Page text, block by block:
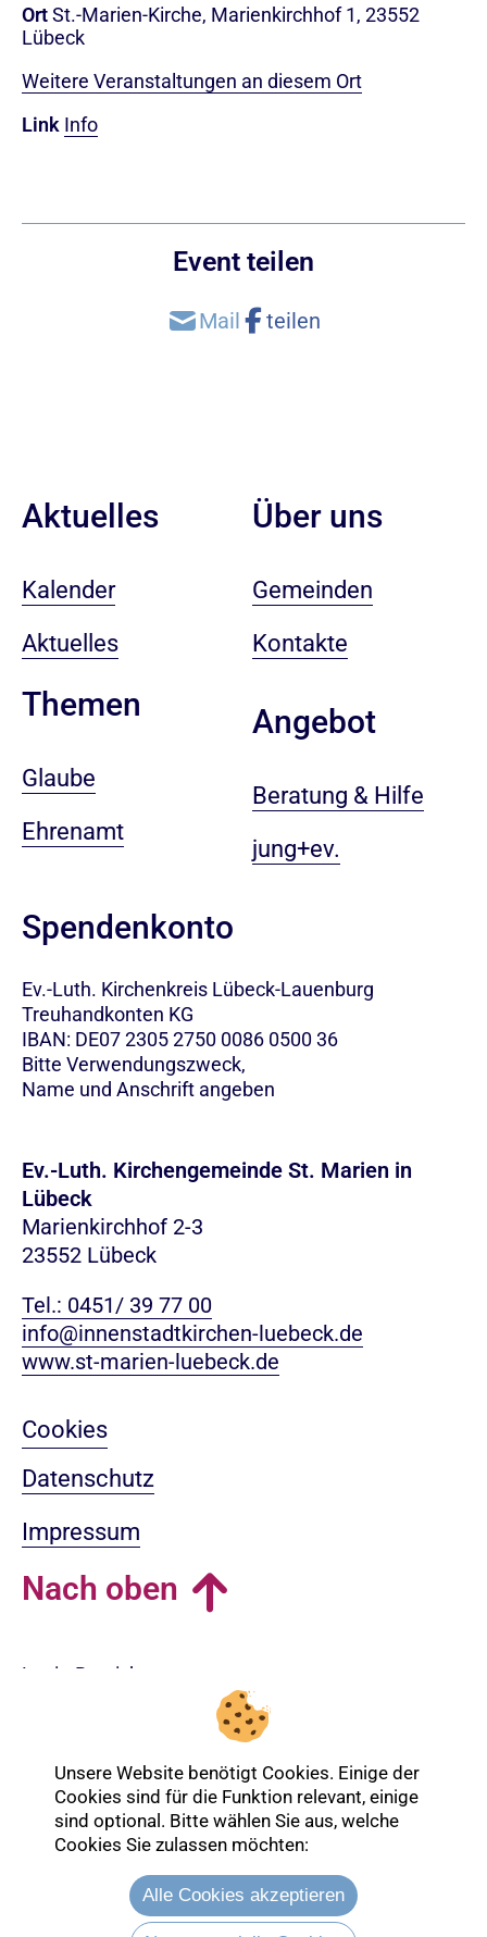
OrtSt.-Marien-Kirche, Marienkirchhof 1, 23552
Lübeck
Weitere Veranstaltungen an diesem Ort
Link Info
Event teilen
Aktuelles
Kalender
Aktuelles
Themen
Glaube
Ehrenamt
Über uns
Gemeinden
Kontakte
Angebot
Beratung & Hilfe
jung+ev.
Spendenkonto
Ev.-Luth. Kirchenkreis Lübeck-Lauenburg
Treuhandkonten KG
IBAN: DE07 2305 2750 0086 0500 36
Bitte Verwendungszweck,
Name und Anschrift angeben
Ev.-Luth. Kirchengemeinde St. Marien in
Lübeck
Marienkirchhof 2-3
23552 Lübeck
Tel.: 0451/ 39 77 00
info@innenstadtkirchen-luebeck.de
www.st-marien-luebeck.de
Cookies
Datenschutz
Impressum
Nach oben
Login-Bereich
Unsere Website benötigt Cookies. Einige der
Cookies sind für die Funktion relevant, einige
sind optional. Bitte wählen Sie aus, welche
Cookies Sie zulassen möchten:
Alle Cookies akzeptieren